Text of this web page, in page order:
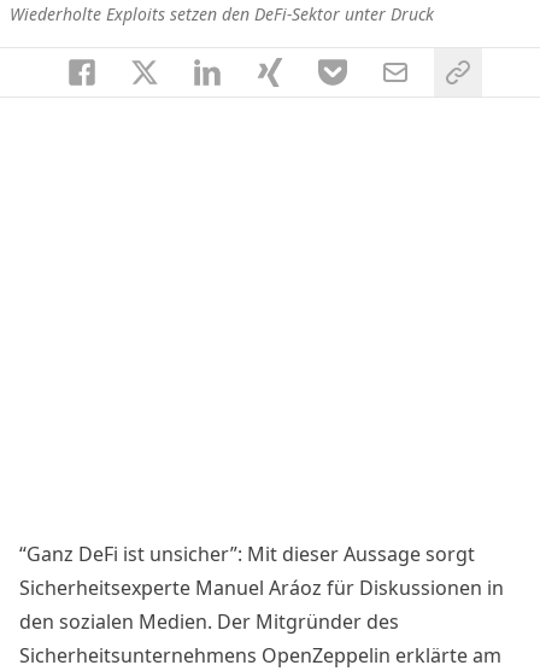
Wiederholte Exploits setzen den DeFi-Sektor unter Druck
“Ganz DeFi ist unsicher”: Mit dieser Aussage sorgt
Sicherheitsexperte Manuel Aráoz für Diskussionen in
den sozialen Medien. Der Mitgründer des
Sicherheitsunternehmens OpenZeppelin erklärte am